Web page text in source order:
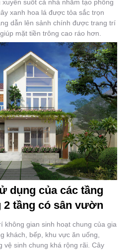
suốt cả nhà nhằm tạo phông
xanh hoa lá được tỏa sắc trọn
dẫn lên sảnh chính được trang trí
mặt tiền trông cao ráo hơn.
dụng của các tầng
2 tầng có sân vườn
không gian sinh hoạt chung của gia
khách, bếp, khu vực ăn uống,
vệ sinh chung khá rộng rãi. Cây